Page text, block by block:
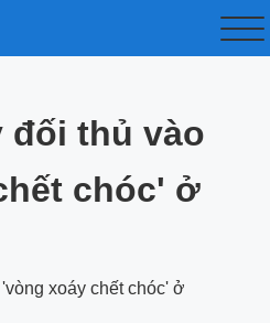
đối thủ vào
chóc' ở